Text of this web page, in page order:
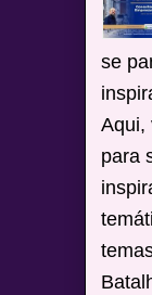
se
Aqui,
para